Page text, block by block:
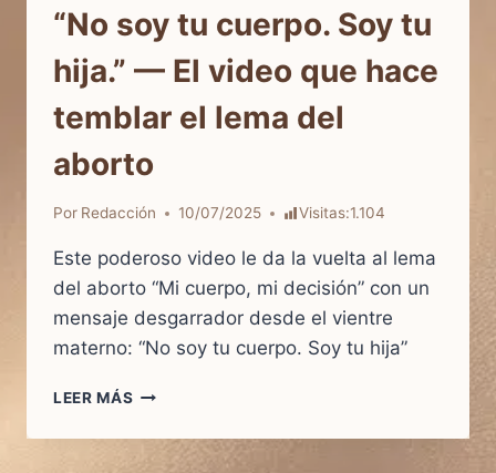
“No soy tu cuerpo. Soy tu
hija.” — El video que hace
temblar el lema del
aborto
Por Redacción 10/07/2025 Visitas:1.104
Este poderoso video le da la vuelta al lema
del aborto “Mi cuerpo, mi decisión” con un
mensaje desgarrador desde el vientre
materno: “No soy tu cuerpo. Soy tu hija”
LEER MÁS “NO
TU
CUERPO.